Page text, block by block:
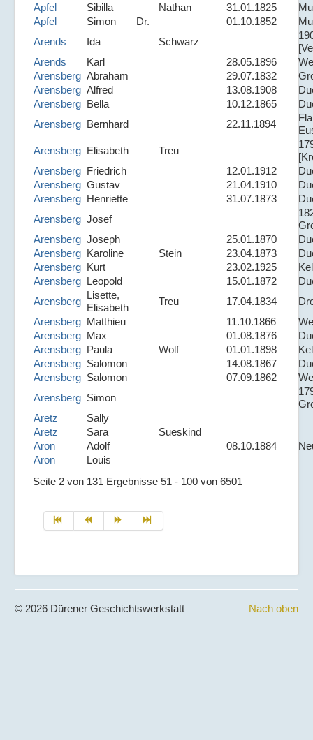
Apfel
Sibilla Nathan 31.01.1825
Apfel
Simon Dr. 01.10.1852
Arends
Ida Schwarz
Arends
Karl 28.05.1896
Arensberg Abraham 29.07.1832
Arensberg Alfred 13.08.1908
Arensberg Bella 10.12.1865
Arensberg Bernhard 22.11.1894
Arensberg Elisabeth Treu
Arensberg Friedrich 12.01.1912
Arensberg Gustav 21.04.1910
Arensberg Henriette 31.07.1873
Arensberg Josef
Arensberg Joseph 25.01.1870
Arensberg Karoline Stein 23.04.1873
Arensberg Kurt 23.02.1925
Arensberg Leopold 15.01.1872
Arensberg
Lisette,
Elisabeth
Treu 17.04.1834
Arensberg Matthieu 11.10.1866
Arensberg Max 01.08.1876
Arensberg Paula Wolf 01.01.1898
Arensberg Salomon 14.08.1867
Arensberg Salomon 07.09.1862
Arensberg Simon
Aretz
Sally
Aretz
Sara
Sueskind
Aron
Adolf 08.10.1884
Aron
Louis
Seite 2 von 131 Ergebnisse 51 - 100 von 6501
Nach oben
© 2026 Dürener Geschichtswerkstatt